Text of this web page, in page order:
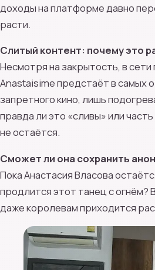
доходы на платформе давно
расти.
Слитый контент: почему это
Несмотря на закрытость, в
Anastaisime предстаёт в самых
запретного кино, лишь
правда ли это «сливы» или
не остаётся.
Сможет ли она сохранить
Пока Анастасия Власова
продлится этот танец с огнём?
даже королевам приходится